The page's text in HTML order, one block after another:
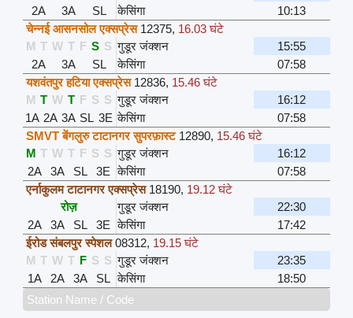
2A
3A SL केसिंगा
10:13
चेन्नई आसनसोल एक्सप्रेस 12375, 16.03 घंटे
M T W T F S S गुडूर जंक्शन
15:55
2A
3A SL केसिंगा
07:58
यशवंतपुर हटिया एक्सप्रेस 12836, 15.46 घंटे
M T W T F S S गुडूर जंक्शन
16:12
1A 2A 3A SL 3E केसिंगा
07:58
SMVT बेंगलुरु टाटानगर सुपरफ़ास्ट 12890, 15.46 घंटे
M T W T F S S गुडूर जंक्शन
16:12
2A
3A SL 3E केसिंगा
07:58
एर्नाकुलम टाटानगर एक्सप्रेस 18190, 19.12 घंटे
रोज़
गुडूर जंक्शन
22:30
2A
3A SL 3E केसिंगा
17:42
ईरोड संबलपुर स्पेशल 08312, 19.15 घंटे
M T W T F S S गुडूर जंक्शन
23:35
1A
2A 3A SL केसिंगा
18:50
Station Name / Code